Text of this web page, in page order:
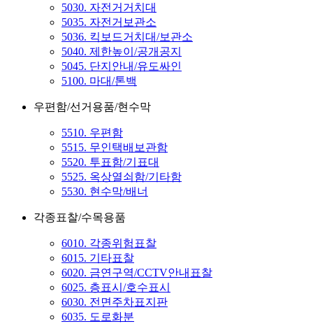
5030. 자전거거치대
5035. 자전거보관소
5036. 킥보드거치대/보관소
5040. 제한높이/공개공지
5045. 단지안내/유도싸인
5100. 마대/톤백
우편함/선거용품/현수막
5510. 우편함
5515. 무인택배보관함
5520. 투표함/기표대
5525. 옥상열쇠함/기타함
5530. 현수막/배너
각종표찰/수목용품
6010. 각종위험표찰
6015. 기타표찰
6020. 금연구역/CCTV안내표찰
6025. 층표시/호수표시
6030. 전면주차표지판
6035. 도로화분